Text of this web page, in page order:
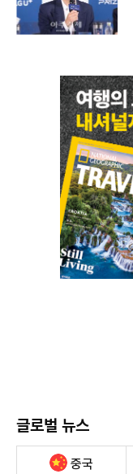
글로벌 뉴스
중국